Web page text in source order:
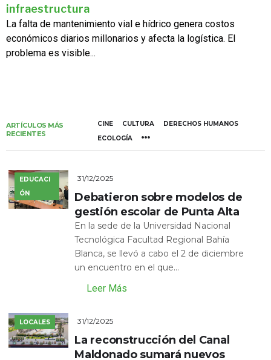
infraestructura
La falta de mantenimiento vial e hídrico genera costos
económicos diarios millonarios y afecta la logística. El
problema es visible...
ARTÍCULOS MÁS
RECIENTES
CINE CULTURA
DERECHOS HUMANOS
ECOLOGÍA
EDUCACI
ÓN
31/12/2025
Debatieron sobre modelos de
gestión escolar de Punta Alta
En la sede de la Universidad Nacional
Tecnológica Facultad Regional Bahía
Blanca, se llevó a cabo el 2 de diciembre
un encuentro en el que...
Leer Más
LOCALES 31/12/2025
La reconstrucción del Canal
Maldonado sumará nuevos